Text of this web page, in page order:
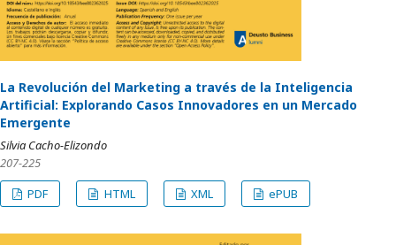
La Revolución del Marketing a través de la Inteligencia
Artificial: Explorando Casos Innovadores en un Mercado
Emergente
Silvia Cacho-Elizondo
207-225
PDF
HTML XML ePUB